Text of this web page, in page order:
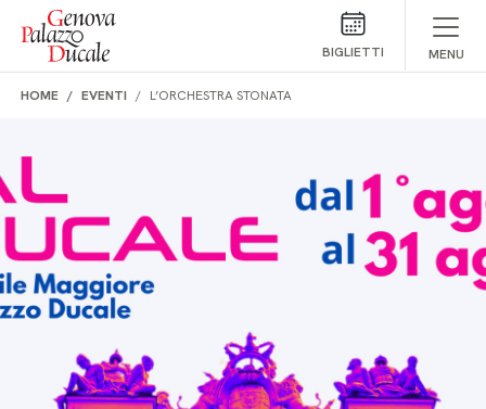
Salta al contenuto
BIGLIETTI MENU
HOME EVENTI L’ORCHESTRA STONATA